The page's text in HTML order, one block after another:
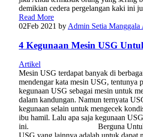
demikian cedera pergelangan kaki ini
Read More
02Feb 2021 by Admin Setia Manggala
4 Kegunaan Mesin USG
Artikel
Mesin USG terdapat banyak di
mendengar kata mesin USG, tentunya
kegunaan USG sebagai mesin untuk
dalam kandungan. Namun ternyata
kegunaan selain untuk mengecek
ibu hamil. Lalu apa saja kegunaan
ini. Berguna Untuk